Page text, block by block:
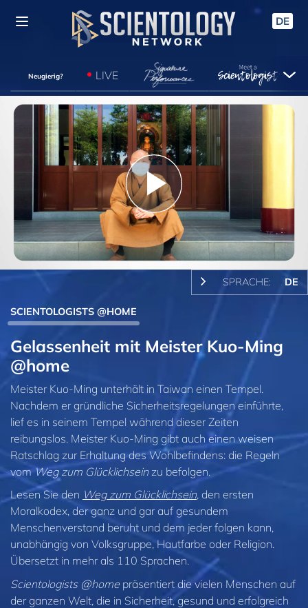
DE
Neugierig? LIVE
Play
Video
SPRACHE: DE
SCIENTOLOGISTS @HOME
Gelassenheit mit Meister Kuo‑Ming
@home
Meister Kuo-Ming unterhält in Taiwan einen Tempel.
Nachdem er gründliche Sicherheitsregelungen einführte,
lief es in seinem Tempel während dieser Zeiten
reibungslos. Meister Kuo-Ming gibt auch einen weisen
Ratschlag zur Erhaltung des Wohlbefindens: die Regeln
vomWeg zum Glücklichseinzu befolgen.
Lesen Sie den Weg zum Glücklichsein, den ersten
Moralkodex, der ganz und gar auf gesundem
Menschenverstand beruht und dem jeder folgen kann,
unabhängig von Volksgruppe, Hautfarbe oder Religion.
Übersetzt in mehr als 110 Sprachen.
Scientologists @homepräsentiert die vielen Menschen auf
der ganzen Welt, die in Sicherheit, gesund und erfolgreich